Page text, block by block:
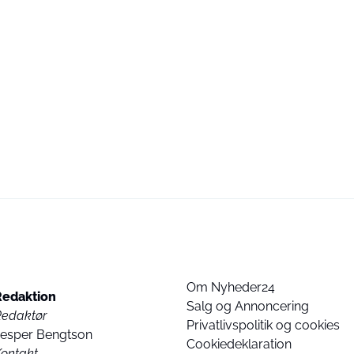
Bengtson
Om Nyheder24
Salg og Annoncering
Privatlivspolitik og cookies
Cookiedeklaration